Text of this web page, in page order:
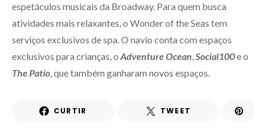
espetáculos musicais da Broadway. Para quem busca
atividades mais relaxantes, o Wonder of the Seas tem
serviços exclusivos de spa. O navio conta com espaços
exclusivos para crianças, o Adventure Ocean,Social100e o
The Patio, que também ganharam novos espaços.
CURTIR TWEET